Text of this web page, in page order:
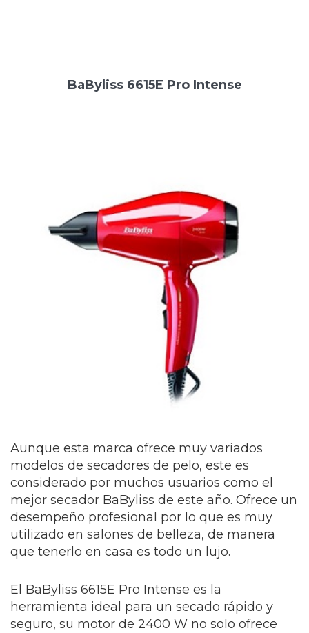
BaByliss 6615E Pro Intense
Aunque esta marca ofrece muy variados
modelos de secadores de pelo, este es
considerado por muchos usuarios como el
mejor secador BaByliss de este año. Ofrece un
desempeño profesional por lo que es muy
utilizado en salones de belleza, de manera
que tenerlo en casa es todo un lujo.
El BaByliss 6615E Pro Intense es la
herramienta ideal para un secado rápido y
seguro, su motor de 2400 W no solo ofrece